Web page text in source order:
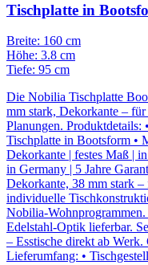
Tischplatte in
Breite: 160 cm
Höhe: 3.8 cm
Tiefe: 95 cm
Die Nobilia Tischplatte
mm stark, Dekorkante –
Planungen.
Tischplatte in Bootsform •
Dekorkante | festes Maß |
in Germany | 5 Jahre
Dekorkante, 38 mm stark
individuelle
Nobilia-
Edelstahl-Optik lieferbar.
– Esstische direkt ab Werk.
Lieferumfang: •